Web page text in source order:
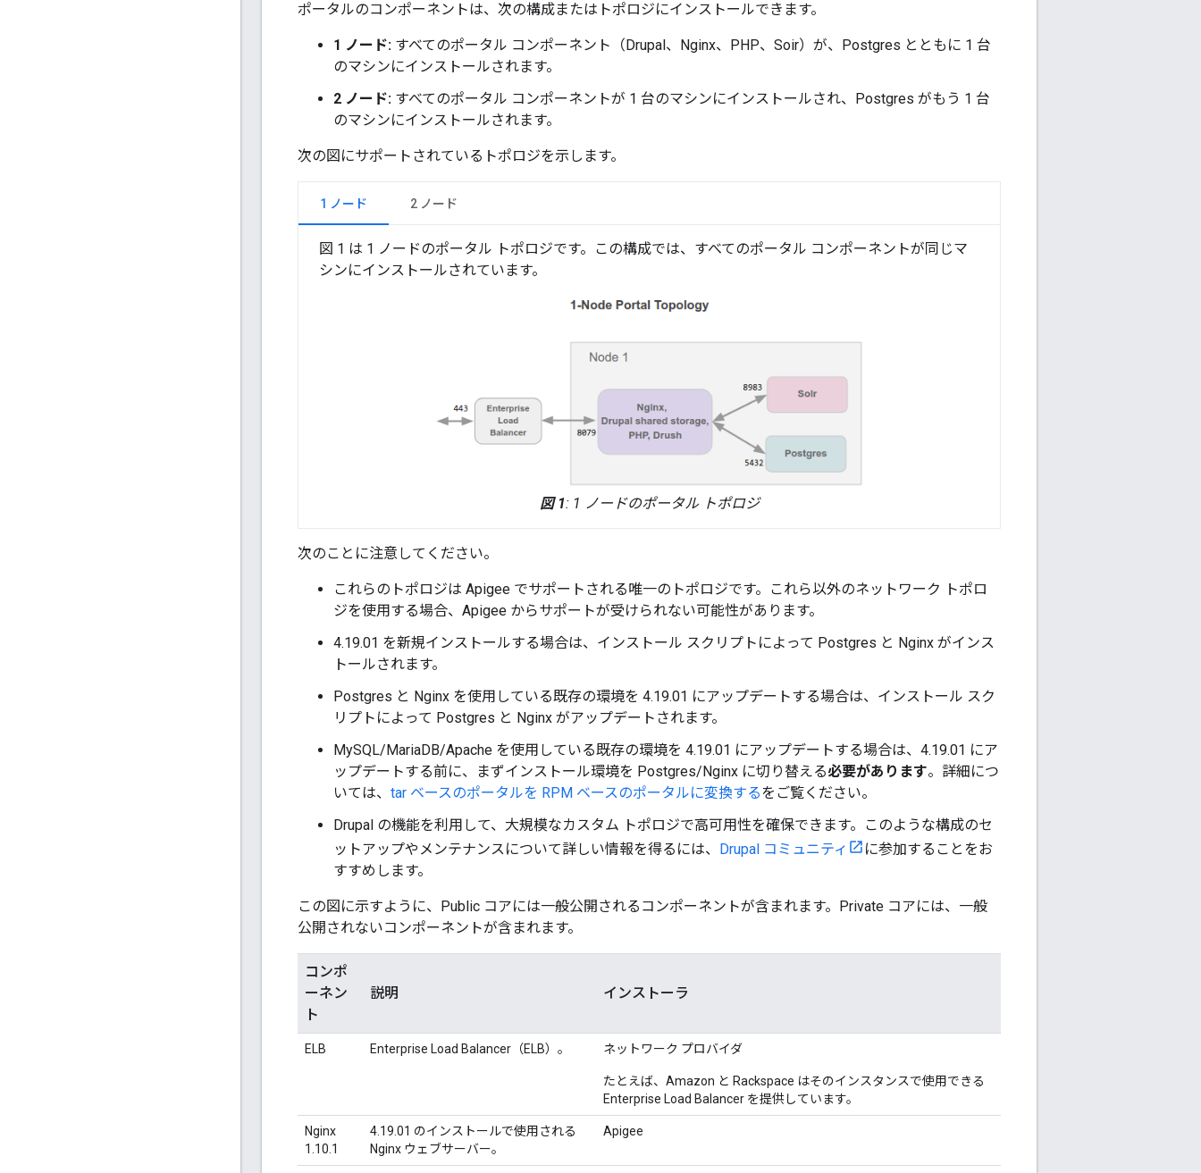
ポータルのコンポーネントは、次の構成またはトポロジにインストールできます。
1 ノード: すべてのポータル コンポーネント（Drupal、Nginx、PHP、Soir）が、Postgres とともに 1 台
のマシンにインストールされます。
2 ノード: すべてのポータル コンポーネントが 1 台のマシンにインストールされ、Postgres がもう 1 台
のマシンにインストールされます。
次の図にサポートされているトポロジを示します。
1 ノード 2 ノード
図 1 は 1 ノードのポータル トポロジです。この構成では、すべてのポータル コンポーネントが同じマ
シンにインストールされています。
図 1: 1 ノードのポータル トポロジ
次のことに注意してください。
これらのトポロジは Apigee でサポートされる唯一のトポロジです。これら以外のネットワーク トポロ
ジを使用する場合、Apigee からサポートが受けられない可能性があります。
4.19.01 を新規インストールする場合は、インストール スクリプトによって Postgres と Nginx がインス
トールされます。
Postgres と Nginx を使用している既存の環境を 4.19.01 にアップデートする場合は、インストール スク
リプトによって Postgres と Nginx がアップデートされます。
MySQL/MariaDB/Apache を使用している既存の環境を 4.19.01 にアップデートする場合は、4.19.01 にア
ップデートする前に、まずインストール環境を Postgres/Nginx に切り替える必要があります。詳細につ
いては、 tar ベースのポータルを RPM ベースのポータルに変換するをご覧ください。
Drupal の機能を利用して、大規模なカスタム トポロジで高可用性を確保できます。このような構成のセ
ットアップやメンテナンスについて詳しい情報を得るには、
Drupal コミュニティ
に参加することをお
すすめします。
この図に示すように、Public コアには一般公開されるコンポーネントが含まれます。Private コアには、一般
公開されないコンポーネントが含まれます。
コンポ
ーネン
ト
説明 インストーラ
ELB Enterprise Load Balancer（ELB）。 ネットワーク プロバイダ
たとえば、Amazon と Rackspace はそのインスタンスで使用できる
Enterprise Load Balancer を提供しています。
Nginx
1.10.1
4.19.01 のインストールで使用される
Nginx ウェブサーバー。
Apigee